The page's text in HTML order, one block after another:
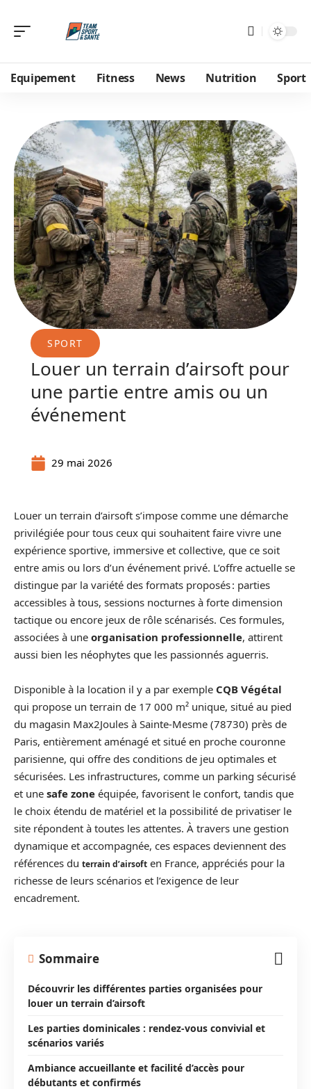
Equipement Fitness News Nutrition Sport
SPORT
Louer un terrain d’airsoft pour
une partie entre amis ou un
événement
29 mai 2026
Louer un terrain d’airsoft s’impose comme une démarche
privilégiée pour tous ceux qui souhaitent faire vivre une
expérience sportive, immersive et collective, que ce soit
entre amis ou lors d’un événement privé. L’offre actuelle se
distingue par la variété des formats proposés : parties
accessibles à tous, sessions nocturnes à forte dimension
tactique ou encore jeux de rôle scénarisés. Ces formules,
associées à une organisation professionnelle, attirent
aussi bien les néophytes que les passionnés aguerris.
Disponible à la location il y a par exemple CQB Végétal
qui propose un terrain de 17 000 m² unique, situé au pied
du magasin Max2Joules à Sainte-Mesme (78730) près de
Paris, entièrement aménagé et situé en proche couronne
parisienne, qui offre des conditions de jeu optimales et
sécurisées. Les infrastructures, comme un parking sécurisé
et une safe zone équipée, favorisent le confort, tandis que
le choix étendu de matériel et la possibilité de privatiser le
site répondent à toutes les attentes. À travers une gestion
dynamique et accompagnée, ces espaces deviennent des
références du terrain d’airsoft en France, appréciés pour la
richesse de leurs scénarios et l’exigence de leur
encadrement.
Sommaire
Découvrir les différentes parties organisées pour
louer un terrain d’airsoft
Les parties dominicales : rendez-vous convivial et
scénarios variés
Ambiance accueillante et facilité d’accès pour
débutants et confirmés